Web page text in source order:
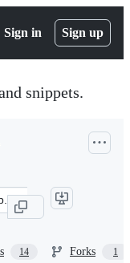
Sign in Sign up
snippets.
14 Forks 1